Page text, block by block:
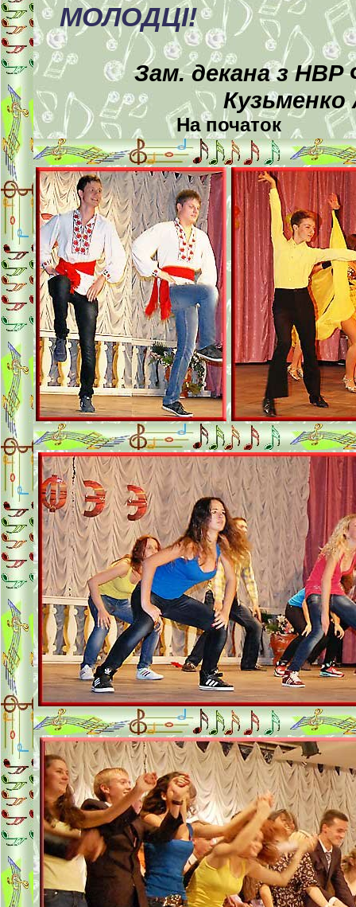
МОЛОДЦІ!
Зам. декана з НВР
Кузьменко
На початок